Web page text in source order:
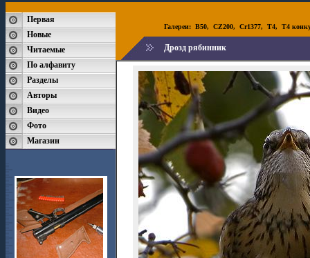
Первая
Новые
Читаемые
По алфавиту
Разделы
Авторы
Видео
Фото
Магазин
Галереи: B50, CZ200, Cr1377, T4, T4
Дрозд рябинник